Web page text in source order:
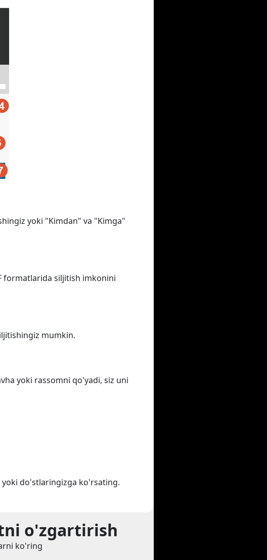
yoki "Kimdan" va "Kimga"
formatlarida siljitish imkonini
mumkin.
yoki rassomni qo'yadi, siz uni
do'stlaringizga ko'rsating.
o'zgartirish
ko'ring